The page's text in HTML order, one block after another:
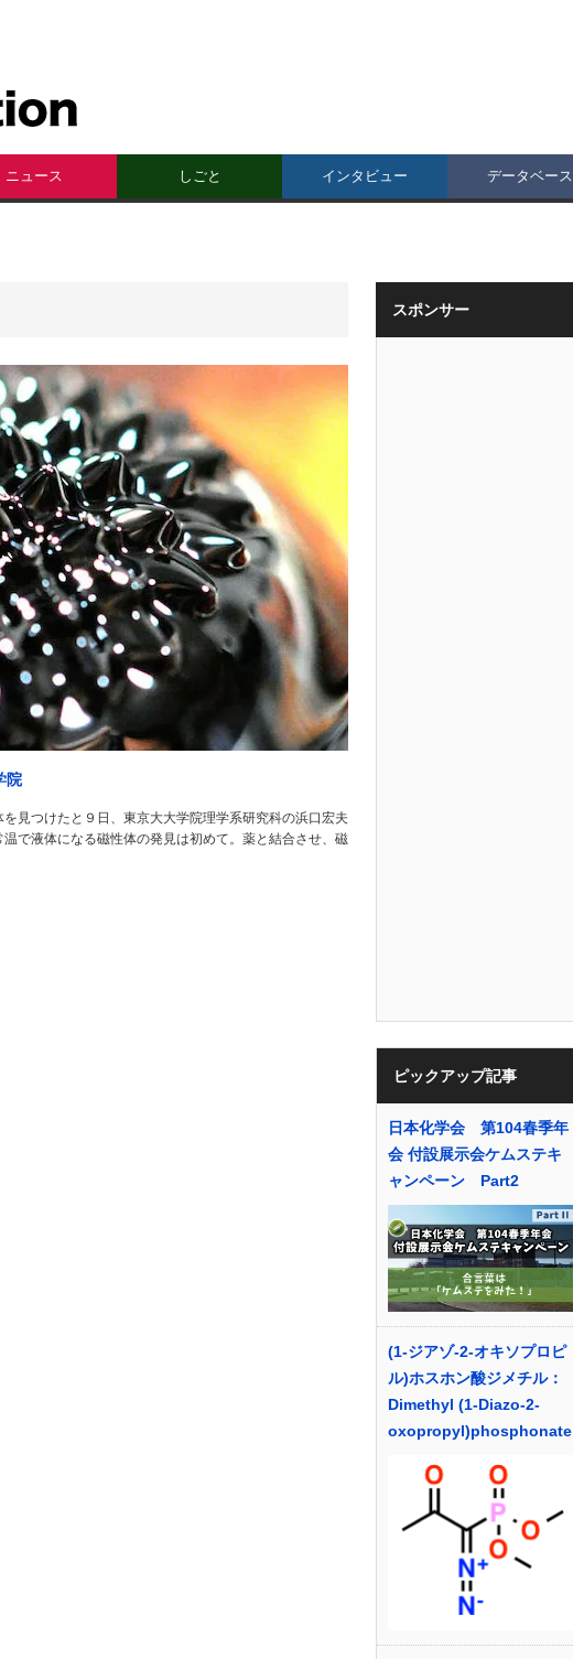
ニュース しごと インタビュー データベース
院
見つけたと９日、東京大大学院理学系研究科の浜口宏夫
で液体になる磁性体の発見は初めて。薬と結合させ、磁
スポンサー
ピックアップ記事
日本化学会 第104春季年
会 付設展示会ケムステキ
ャンペーン Part2
(1-ジアゾ-2-オキソプロピ
ル)ホスホン酸ジメチル：
Dimethyl (1-Diazo-2-
oxopropyl)phosphonate